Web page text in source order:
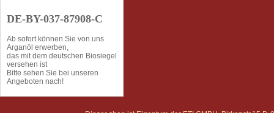
DE-BY-037-87908-C
Ab sofort können Sie von uns
Arganöl erwerben,
das mit dem deutschen Biosiegel
versehen ist
Bitte sehen Sie bei unseren
Angeboten nach!